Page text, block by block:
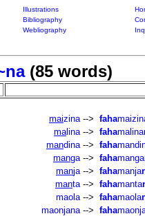
Illustrations
Bibliography
Webliography
(85 words)
maizina--> faha
malina--> fahamalina
mandina--> faha
manga--> fahamanga
manja--> fahamanja
manta--> fahamanta
maola--> fahamaola
maonjana--> faha